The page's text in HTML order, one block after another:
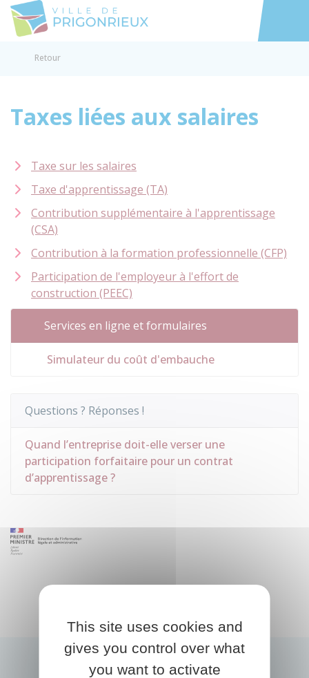
Accéder
Retour
Taxes liées aux salaires
Taxe sur les salaires
Taxe d'apprentissage (TA)
Contribution supplémentaire à l'apprentissage
(CSA)
Contribution à la formation professionnelle (CFP)
Participation de l'employeur à l'effort de
construction (PEEC)
Services en ligne et formulaires
Simulateur du coût d'embauche
Questions ? Réponses !
Quand l’entreprise doit-elle verser une
participation forfaitaire pour un contrat
d’apprentissage ?
This site uses cookies and
gives you control over what
you want to activate